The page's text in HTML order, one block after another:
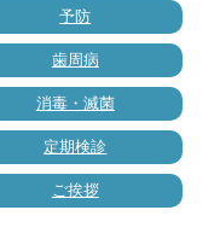
予防
歯周病
消毒・滅菌
定期検診
ご挨拶